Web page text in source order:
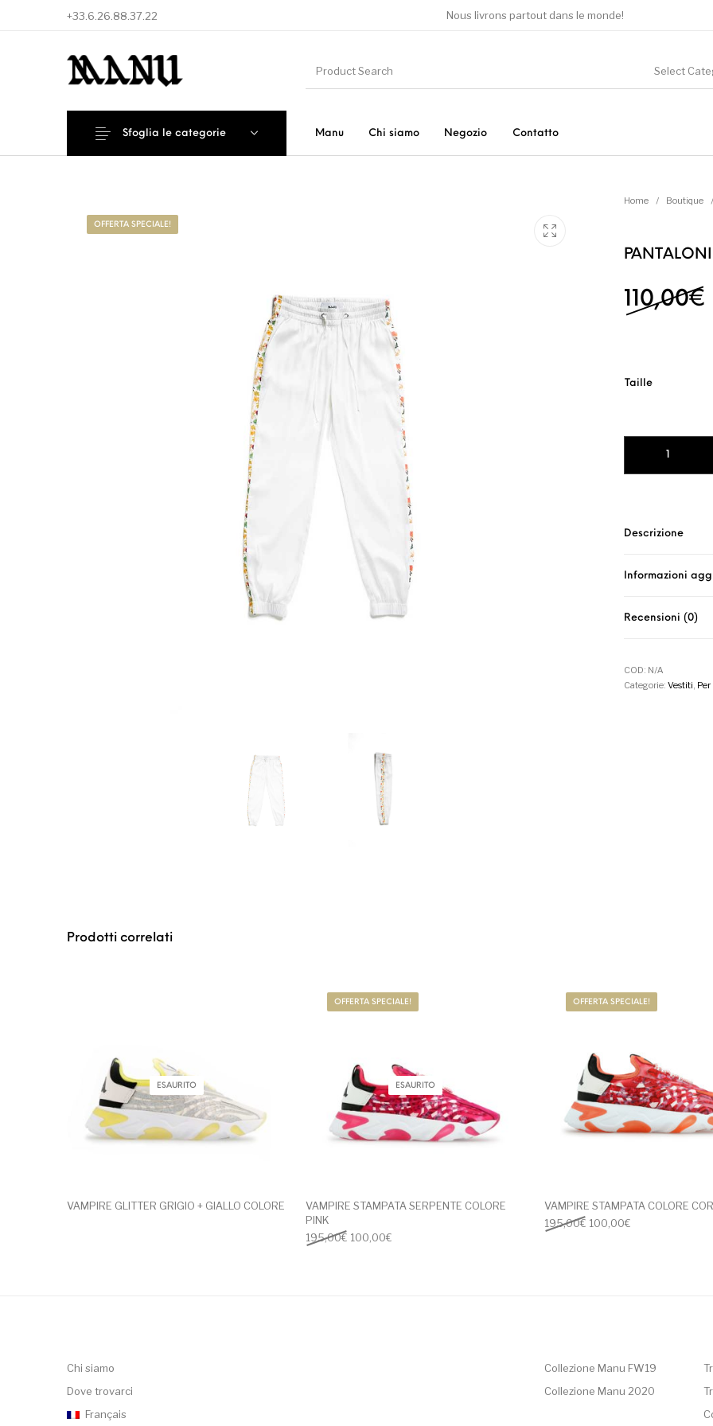
+33.6.26.88.37.22 Nous livrons partout dans le monde!
Select
Manu Chi siamo Negozio Contatto
Sfoglia le categorie
OFFERTA SPECIALE!
Home / Boutique /
110,00€
Taille
Descrizione
Informazioni
Recensioni (0)
COD: N/A
Categorie: Vestiti Per
Prodotti correlati
ESAURITO
VAMPIRE GLITTER GRIGIO + GIALLO COLORE
OFFERTA SPECIALE!
ESAURITO
VAMPIRE STAMPATA SERPENTE COLORE
PINK
195,00€ Il prezzo originale era: 195,00€.
100,00€
Questo prodotto ha più varianti. Le
OFFERTA SPECIALE!
VAMPIRE STAMPATA COLORE
195,00€ Il prezzo originale era:
100,00€
Chi siamo
Dove trovarci
Français
Collezione Manu FW19
Collezione Manu 2020